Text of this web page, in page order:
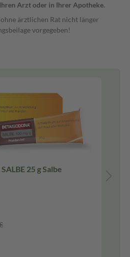
Arzt oder in Ihrer Apotheke.
ärztlichen Rat nicht länger
vorgegeben!
25 g Salbe